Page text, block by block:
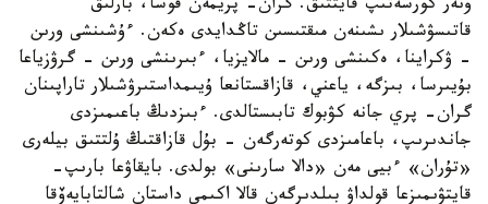
ونەر كورسەتىپ قايتتىق. گران- پريمەن قوسا، بارلىق
قاتىسۋشىلار ىشىنەن مىقتىسىن تاڭدايدى ەكەن. ءۇشىنشى ورىن
- ۋكراينا، ەكىنشى ورىن - مالايزيا، ءبىرىنشى ورىن - گرۋزياعا
بۇيىرسا، بىزگە، ياعني، قازاقستانعا ۇيىمداستىرۋشىلار تاراپىنان
گران- پري جانە كۋبوك تابىستالدى. ءبىزدىڭ باعىمىزدى
جاندىرىپ، باعامىزدى كوتەرگەن - بۇل قازاقتىڭ ۇلتتىق بيلەرى
«تۇران» ءبيى مەن «دالا سارىنى» بولدى. بايقاۋعا بارىپ-
قايتۋىمىزعا قولداۋ بىلدىرگەن قالا اكىمى داستان شالتابايەۆقا